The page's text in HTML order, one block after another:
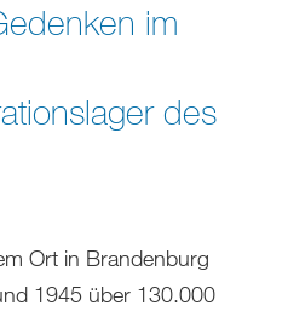
im
des
Ort in Brandenburg
1945 über 130.000